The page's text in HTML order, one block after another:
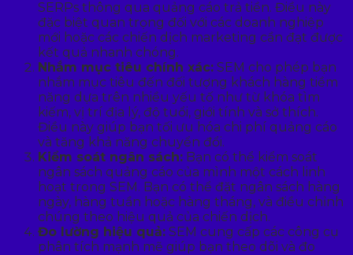
SERPs thông qua quảng cáo trả tiền. Điều này
đặc biệt quan trọng đối với các doanh nghiệp
mới hoặc các chiến dịch marketing cần đạt được
kết quả nhanh chóng.
Nhắm mục tiêu chính xác: SEM cho phép bạn
nhắm mục tiêu đến đối tượng khách hàng tiềm
năng dựa trên nhiều yếu tố như từ khóa tìm
kiếm, vị trí địa lý, độ tuổi, giới tính và sở thích.
Điều này giúp bạn tối ưu hóa chi phí quảng cáo
và tăng khả năng chuyển đổi.
Kiểm soát ngân sách: Bạn có thể kiểm soát
ngân sách quảng cáo của mình một cách linh
hoạt trong SEM. Bạn có thể đặt ngân sách hàng
ngày, hàng tuần hoặc hàng tháng, và điều chỉnh
chúng theo hiệu quả của chiến dịch.
Đo lường hiệu quả: SEM cung cấp các công cụ
phân tích mạnh mẽ giúp bạn theo dõi và đo